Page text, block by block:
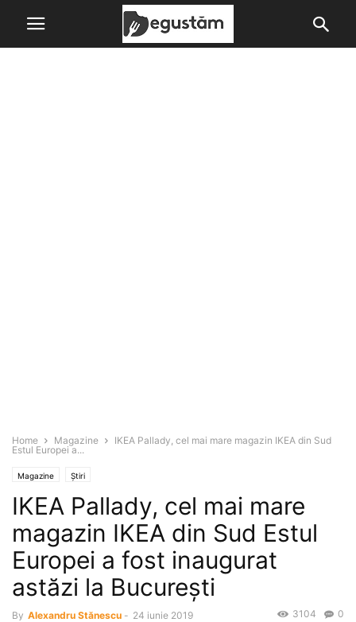
Home Magazine
IKEA Pallady, cel mai mare magazin IKEA din Sud
Estul Europei a...
Magazine Știri
IKEA Pallady, cel mai mare
magazin IKEA din Sud Estul
Europei a fost inaugurat
astăzi la Bucureşti
By Alexandru Stănescu - 24 iunie 2019 0
3104